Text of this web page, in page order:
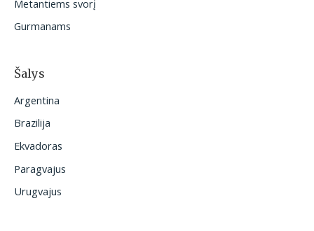
Metantiems svorį
Gurmanams
Šalys
Argentina
Brazilija
Ekvadoras
Paragvajus
Urugvajus